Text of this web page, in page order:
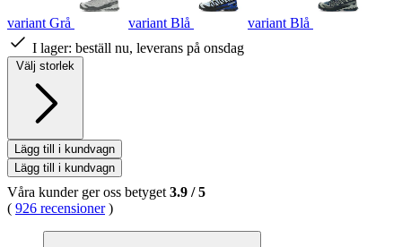
variant Grå variant Blå
variant Blå
I lager: beställ nu, leverans på onsdag
Välj storlek
Lägg till i kundvagn
Lägg till i kundvagn
Våra kunder ger oss betyget 3.9 /5
( 926 recensioner)